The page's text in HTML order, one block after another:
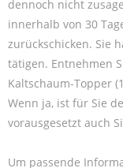
dennoch nicht
innerhalb von 30
zurückschicken. Sie
tätigen. Entnehmen
Kaltschaum-Topper
Wenn ja, ist für Sie
vorausgesetzt auch
Um passende